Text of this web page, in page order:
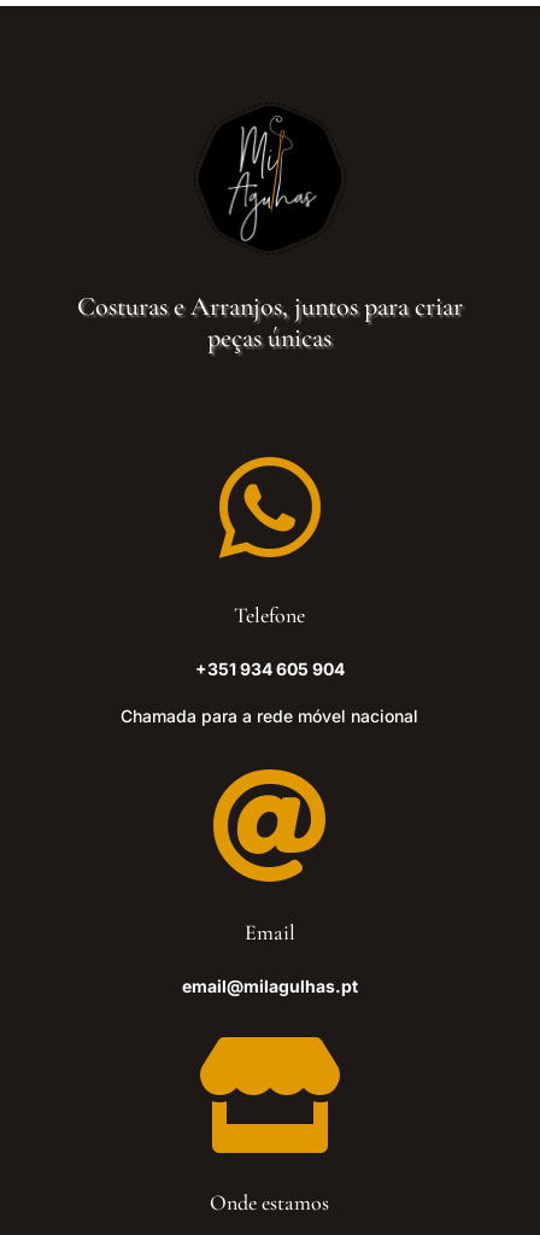
Costuras e Arranjos, juntos para criar
peças únicas

Telefone
+351 934 605 904
Chamada para a rede móvel nacional

Email
email@milagulhas.pt

Onde estamos